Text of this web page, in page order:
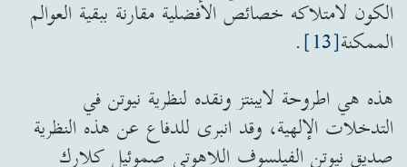
الكون لامتلاكه خصائص الأفضلية مقارنة ببقية العوالم
الممكنة[13]
.
هذه هي اطروحة لايبنتز ونقده لنظرية نيوتن في
التدخلات الإلهية، وقد انبرى للدفاع عن هذه النظرية
صديق نيوتن الفيلسوف اللاهوتي صموئيل كلارك